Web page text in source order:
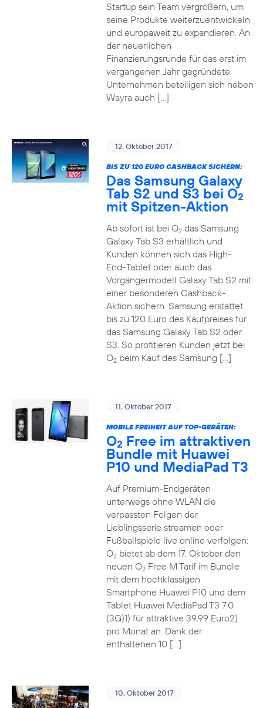
Startup sein Team vergrößern, um
seine Produkte weiterzuentwickeln
und europaweit zu expandieren. An
der neuerlichen
Finanzierungsrunde für das erst im
vergangenen Jahr gegründete
Unternehmen beteiligen sich neben
Wayra auch […]
12. Oktober 2017
BIS ZU 120 EURO CASHBACK SICHERN:
Das Samsung Galaxy
Tab S2 und S3 bei O2
mit Spitzen-Aktion
Ab sofort ist bei O2das Samsung
Galaxy Tab S3 erhältlich und
Kunden können sich das High-
End-Tablet oder auch das
Vorgängermodell Galaxy Tab S2 mit
einer besonderen Cashback-
Aktion sichern. Samsung erstattet
bis zu 120 Euro des Kaufpreises für
das Samsung Galaxy Tab S2 oder
S3. So profitieren Kunden jetzt bei
O2beim Kauf des Samsung […]
11. Oktober 2017
MOBILE FREIHEIT AUF TOP-GERÄTEN:
O2 Free im attraktiven
Bundle mit Huawei
P10 und MediaPad T3
Auf Premium-Endgeräten
unterwegs ohne WLAN die
verpassten Folgen der
Lieblingsserie streamen oder
Fußballspiele live online verfolgen:
O2bietet ab dem 17. Oktober den
neuen O2Free M Tarif im Bundle
mit dem hochklassigen
Smartphone Huawei P10 und dem
Tablet Huawei MediaPad T3 7.0
(3G)1) für attraktive 39,99 Euro2)
pro Monat an. Dank der
enthaltenen 10 […]
10. Oktober 2017